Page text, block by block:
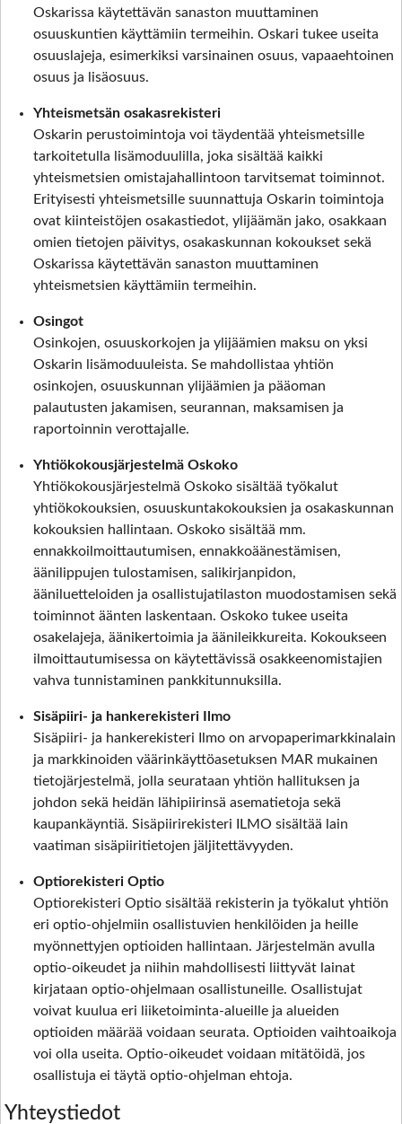
Oskarissa käytettävän sanaston muuttaminen
osuuskuntien käyttämiin termeihin. Oskari tukee useita
osuuslajeja, esimerkiksi varsinainen osuus, vapaaehtoinen
osuus ja lisäosuus.
Yhteismetsän osakasrekisteri
Oskarin perustoimintoja voi täydentää yhteismetsille
tarkoitetulla lisämoduulilla, joka sisältää kaikki
yhteismetsien omistajahallintoon tarvitsemat toiminnot.
Erityisesti yhteismetsille suunnattuja Oskarin toimintoja
ovat kiinteistöjen osakastiedot, ylijäämän jako, osakkaan
omien tietojen päivitys, osakaskunnan kokoukset sekä
Oskarissa käytettävän sanaston muuttaminen
yhteismetsien käyttämiin termeihin.
Osingot
Osinkojen, osuuskorkojen ja ylijäämien maksu on yksi
Oskarin lisämoduuleista. Se mahdollistaa yhtiön
osinkojen, osuuskunnan ylijäämien ja pääoman
palautusten jakamisen, seurannan, maksamisen ja
raportoinnin verottajalle.
Yhtiökokousjärjestelmä Oskoko
Yhtiökokousjärjestelmä Oskoko sisältää työkalut
yhtiökokouksien, osuuskuntakokouksien ja osakaskunnan
kokouksien hallintaan. Oskoko sisältää mm.
ennakkoilmoittautumisen, ennakkoäänestämisen,
äänilippujen tulostamisen, salikirjanpidon,
ääniluetteloiden ja osallistujatilaston muodostamisen sekä
toiminnot äänten laskentaan. Oskoko tukee useita
osakelajeja, äänikertoimia ja äänileikkureita. Kokoukseen
ilmoittautumisessa on käytettävissä osakkeenomistajien
vahva tunnistaminen pankkitunnuksilla.
Sisäpiiri- ja hankerekisteri Ilmo
Sisäpiiri- ja hankerekisteri Ilmo on arvopaperimarkkinalain
ja markkinoiden väärinkäyttöasetuksen MAR mukainen
tietojärjestelmä, jolla seurataan yhtiön hallituksen ja
johdon sekä heidän lähipiirinsä asematietoja sekä
kaupankäyntiä. Sisäpiirirekisteri ILMO sisältää lain
vaatiman sisäpiiritietojen jäljitettävyyden.
Optiorekisteri Optio
Optiorekisteri Optio sisältää rekisterin ja työkalut yhtiön
eri optio-ohjelmiin osallistuvien henkilöiden ja heille
myönnettyjen optioiden hallintaan. Järjestelmän avulla
optio-oikeudet ja niihin mahdollisesti liittyvät lainat
kirjataan optio-ohjelmaan osallistuneille. Osallistujat
voivat kuulua eri liiketoiminta-alueille ja alueiden
optioiden määrää voidaan seurata. Optioiden vaihtoaikoja
voi olla useita. Optio-oikeudet voidaan mitätöidä, jos
osallistuja ei täytä optio-ohjelman ehtoja.
Yhteystiedot